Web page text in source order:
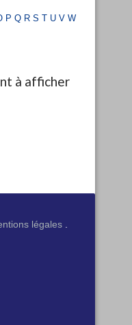
p q rs t uvw
à afficher
légales